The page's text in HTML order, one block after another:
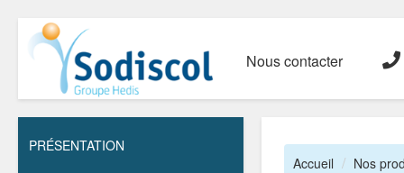
Nous contacter
PRÉSENTATION
Accueil Nos